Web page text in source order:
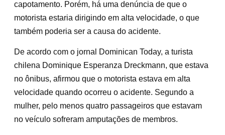
capotamento. Porém, há uma denúncia de que o
motorista estaria dirigindo em alta velocidade, o que
também poderia ser a causa do acidente.
De acordo com o jornal Dominican Today, a turista
chilena Dominique Esperanza Dreckmann, que estava
no ônibus, afirmou que o motorista estava em alta
velocidade quando ocorreu o acidente. Segundo a
mulher, pelo menos quatro passageiros que estavam
no veículo sofreram amputações de membros.